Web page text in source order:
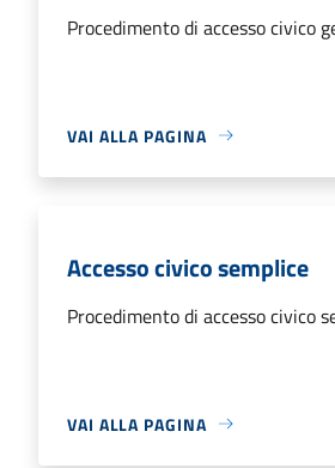
Procedimento di accesso civico
VAI ALLA PAGINA
Accesso civico semplice
Procedimento di accesso civico
VAI ALLA PAGINA